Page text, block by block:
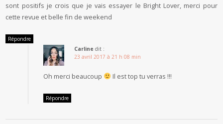
sont positifs je crois que je vais essayer le Bright Lover, merci pour
cette revue et belle fin de weekend
Répondre
Carline dit :
23 avril 2017 à 21 h 08 min
Oh merci beaucoup Il est top tu verras !!!
Répondre